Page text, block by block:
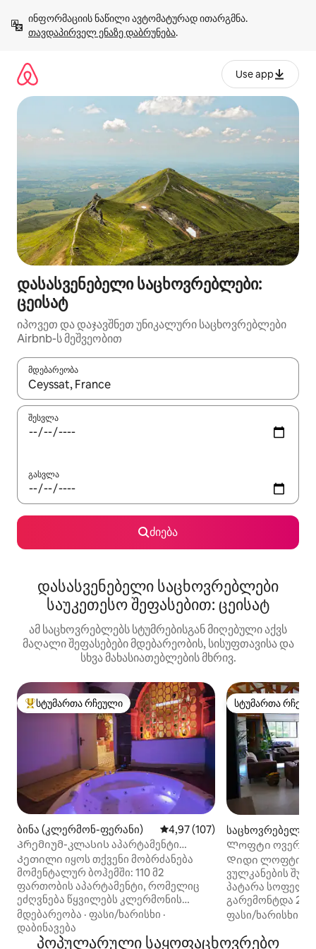
გადასვლა
თავდაპირველ ენაზე დაბრუნება.
Use app
დასასვენებელი საცხოვრებლები:
ცეისატ
იპოვეთ და დაჯავშნეთ უნიკალური საცხოვრებლები
Airbnb-ს მეშვეობით
მდებარეობა
როცა შედეგები ხელმისაწვდომი გახდება, ნავიგაციისთვის
შესვლა
გასვლა
ძიება
დასასვენებელი საცხოვრებლები
საუკეთესო შეფასებით: ცეისატ
ამ საცხოვრებლებს სტუმრებისგან მიღებული აქვს
მაღალი შეფასებები მდებარეობის, სისუფთავისა და
სხვა მახასიათებლების მხრივ.
სტუმართა რჩეული მოწინავე ვარიანტი
სტუმართა რჩეული
ბინა (კლერმონ-ფერანი) საშუალო შეფასებაა 5‑დან
4,97 (107)
Პრემიუმ-კლასის აპარტამენტი
წყვილებისთვის
Კეთილი იყოს თქვენი მობრძანება
მომენტალურ ბოჰემში: 110 მ2
ფართობის აპარტამენტი, რომელიც
ეძღვნება წყვილებს კლერმონის
ცენტრში (Fd)! Პირველ სართულზე
აპარტამენტში არის დასასვენებელი
სივრცე ბალნეოთი, ვულკანის
მდებარეობა · ფასი/ხარისხი ·
დაბინავება
სტუმართა
სტუმართა
საცხოვრებელი
t)
Ლოფტი ოვერნის
შუაგულში
Დიდი ლოფტი
ვულკანების
პატარა
გარემონტდა
Ცენტრალური
10 წუთის
ფასი/ხარისხი
პოპულარული საყოფაცხოვრებო